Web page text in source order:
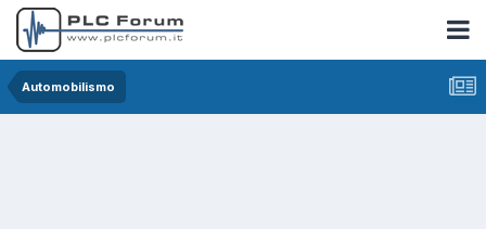
Automobilismo